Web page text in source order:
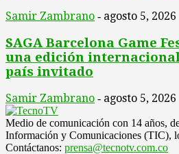
Samir Zambrano - agosto 5, 2026
SAGA Barcelona Game
una edición internacional
país invitado
Samir Zambrano - agosto 5, 2026
Medio de comunicación con 14 años,
Información y Comunicaciones (TIC),
Contáctanos: prensa@tecnotv.com.co